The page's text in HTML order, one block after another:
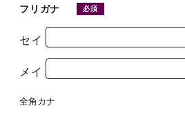
廚洊 -Kuriya sen-
ウルバーノ -Urbano-
フリガナ 必須
セイ
メイ
全角カナ